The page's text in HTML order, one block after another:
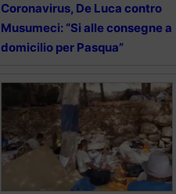
Coronavirus, De Luca contro
Musumeci: “Si alle consegne a
domicilio per Pasqua”